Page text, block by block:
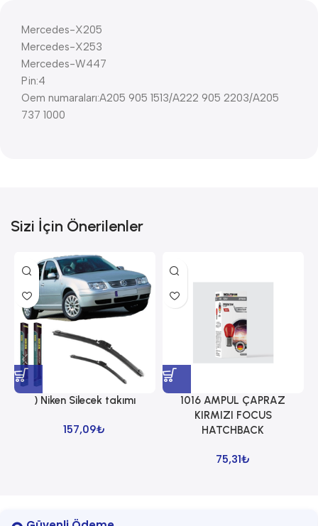
Mercedes-X205
Mercedes-X253
Mercedes-W447
Pin:4
Oem numaraları:A205 905 1513/A222 905 2203/A205
737 1000
Sizi İçin Önerilenler
) Niken Silecek takımı
157,09₺
1016 AMPUL ÇAPRAZ
KIRMIZI FOCUS
HATCHBACK
75,31₺